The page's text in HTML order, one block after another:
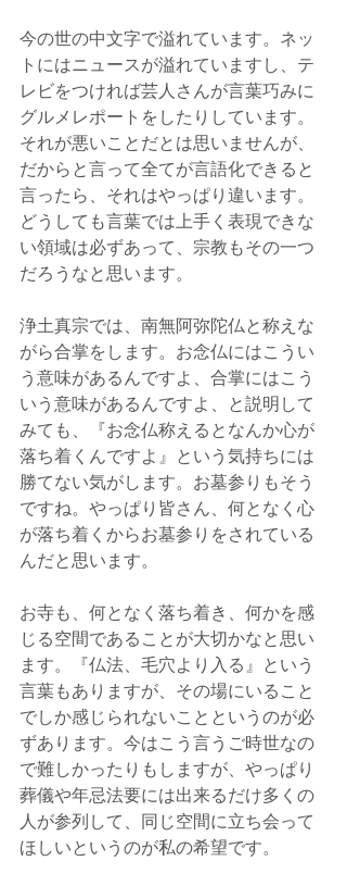
今の世の中文字で溢れています。ネッ
トにはニュースが溢れていますし、テ
レビをつければ芸人さんが言葉巧みに
グルメレポートをしたりしています。
それが悪いことだとは思いませんが、
だからと言って全てが言語化できると
言ったら、それはやっぱり違います。
どうしても言葉では上手く表現できな
い領域は必ずあって、宗教もその一つ
だろうなと思います。
浄土真宗では、南無阿弥陀仏と称えな
がら合掌をします。お念仏にはこうい
う意味があるんですよ、合掌にはこう
いう意味があるんですよ、と説明して
みても、『お念仏称えるとなんか心が
落ち着くんですよ』という気持ちには
勝てない気がします。お墓参りもそう
ですね。やっぱり皆さん、何となく心
が落ち着くからお墓参りをされている
んだと思います。
お寺も、何となく落ち着き、何かを感
じる空間であることが大切かなと思い
ます。『仏法、毛穴より入る』という
言葉もありますが、その場にいること
でしか感じられないことというのが必
ずあります。今はこう言うご時世なの
で難しかったりもしますが、やっぱり
葬儀や年忌法要には出来るだけ多くの
人が参列して、同じ空間に立ち会って
ほしいというのが私の希望です。